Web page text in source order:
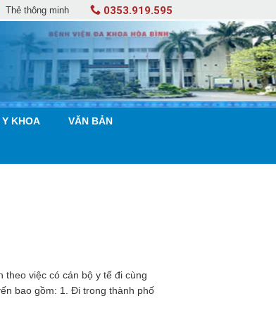
0353.919.595
Thẻ thông minh
KHOA VĂN BẢN
việc có cán bộ y tế đi cùng
bao gồm: 1. Đi trong thành phố